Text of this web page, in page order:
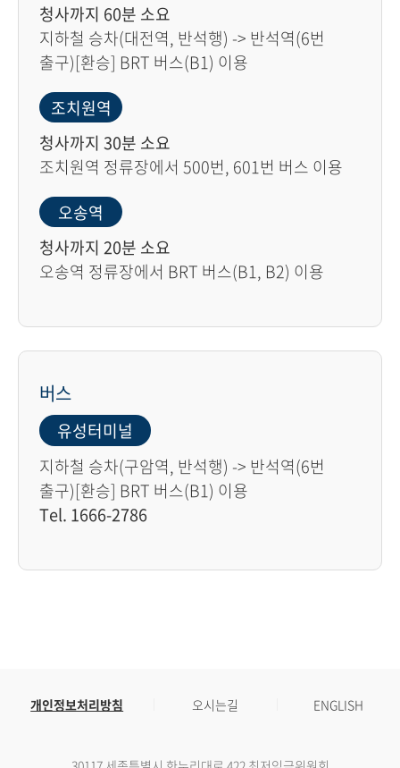
청사까지 60분 소요
지하철 승차(대전역, 반석행) -> 반석역(6번
출구)[환승] BRT 버스(B1) 이용
조치원역
청사까지 30분 소요
조치원역 정류장에서 500번, 601번 버스 이용
오송역
청사까지 20분 소요
오송역 정류장에서 BRT 버스(B1, B2) 이용
버스
유성터미널
지하철 승차(구암역, 반석행) -> 반석역(6번
출구)[환승] BRT 버스(B1) 이용
Tel. 1666-2786
개인정보처리방침 오시는길 ENGLISH